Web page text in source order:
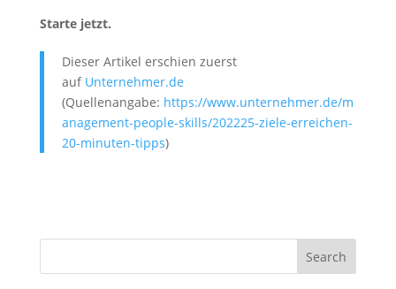
Starte jetzt.
Dieser Artikel erschien zuerst
auf Unternehmer.de
(Quellenangabe: https://www.unternehmer.de/m
anagement-people-skills/202225-ziele-erreichen-
20-minuten-tipps)